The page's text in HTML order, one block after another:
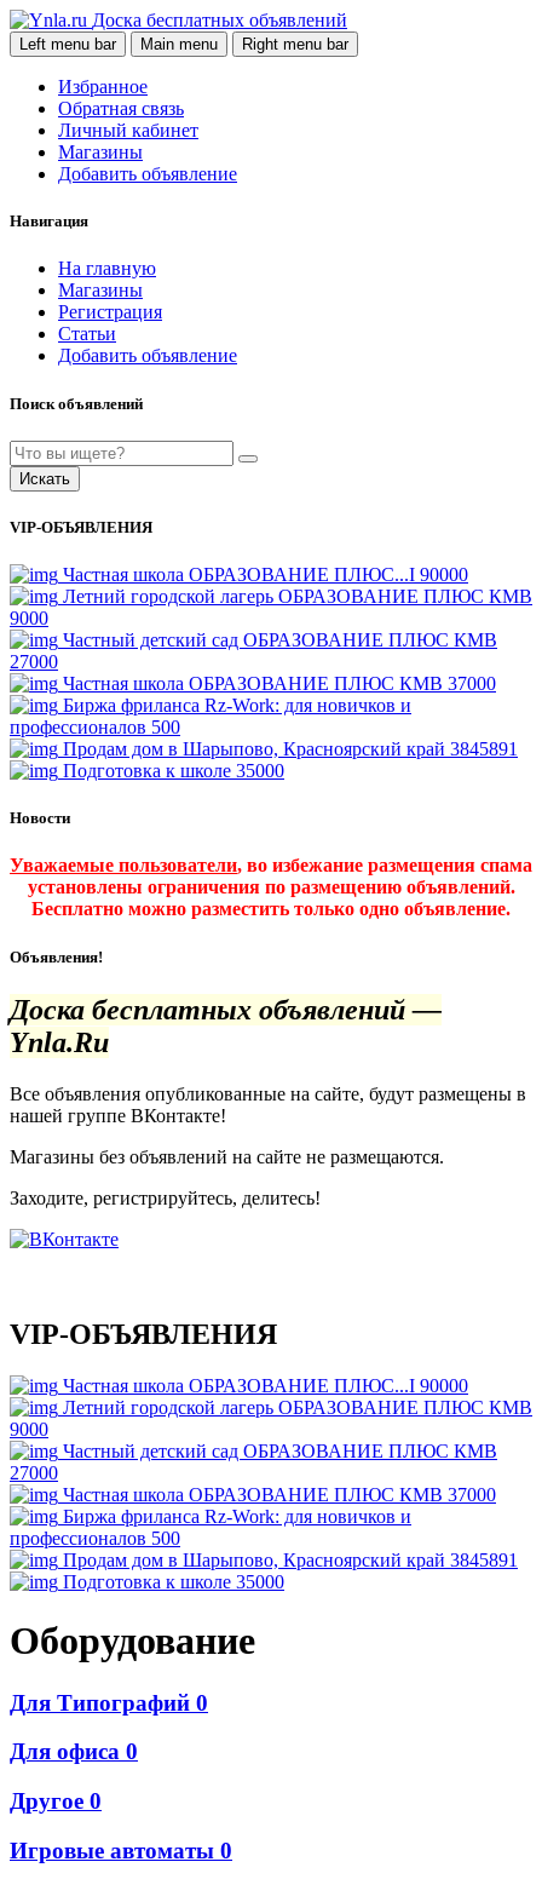
Доска бесплатных объявлений
Left menu bar Main menu Right menu bar
Избранное
Обратная связь
Личный кабинет
Магазины
Добавить объявление
Навигация
На главную
Магазины
Регистрация
Статьи
Добавить объявление
Поиск объявлений
Искать
VIP-ОБЪЯВЛЕНИЯ
Частная школа ОБРАЗОВАНИЕ ПЛЮС...I 90000
Летний городской лагерь ОБРАЗОВАНИЕ ПЛЮС КМВ
9000
Частный детский сад ОБРАЗОВАНИЕ ПЛЮС КМВ
27000
Частная школа ОБРАЗОВАНИЕ ПЛЮС КМВ 37000
Биржа фриланса Rz-Work: для новичков и
профессионалов 500
Продам дом в Шарыпово, Красноярский край 3845891
Подготовка к школе 35000
Новости
Уважаемые пользователи, во избежание размещения спама
установлены ограничения по размещению объявлений.
Бесплатно можно разместить только одно объявление.
Объявления!
Доска бесплатных объявлений —
Ynla.Ru
Все объявления опубликованные на сайте, будут размещены в
нашей группе ВКонтакте!
Магазины без объявлений на сайте не размещаются.
Заходите, регистрируйтесь, делитесь!
VIP-ОБЪЯВЛЕНИЯ
Частная школа ОБРАЗОВАНИЕ ПЛЮС...I 90000
Летний городской лагерь ОБРАЗОВАНИЕ ПЛЮС КМВ
9000
Частный детский сад ОБРАЗОВАНИЕ ПЛЮС КМВ
27000
Частная школа ОБРАЗОВАНИЕ ПЛЮС КМВ 37000
Биржа фриланса Rz-Work: для новичков и
профессионалов 500
Продам дом в Шарыпово, Красноярский край 3845891
Подготовка к школе 35000
Оборудование
Для Типографий 0
Для офиса 0
Другое 0
Игровые автоматы 0